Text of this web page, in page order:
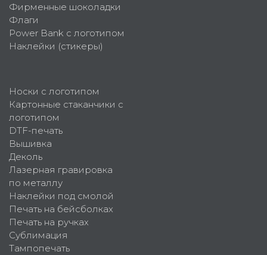
Фирменные шоколадки
Флаги
Power Bank с логотипом
Наклейки (стикеры)
Носки с логотипом
Картонные стаканчики с
логотипом
DTF-печать
Вышивка
Деколь
Лазерная гравировка
по металлу
Наклейки под смолой
Печать на бейсболках
Печать на ручках
Сублимация
Тампопечать